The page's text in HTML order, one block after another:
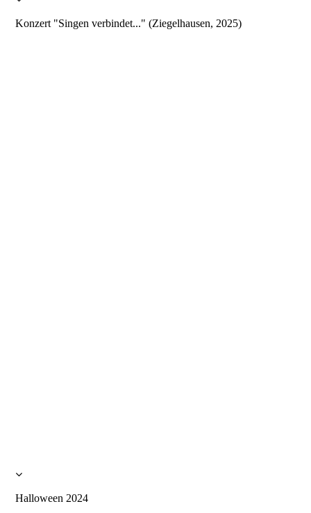
Konzert "Singen verbindet..." (Ziegelhausen, 2025)
Halloween 2024